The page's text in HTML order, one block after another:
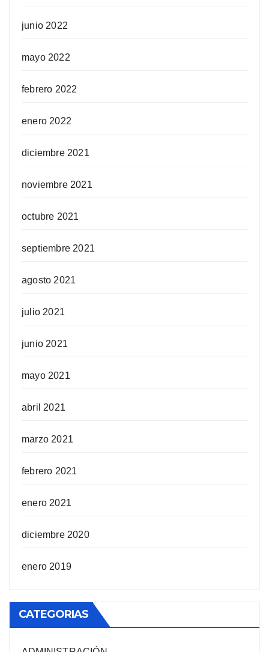
junio 2022
mayo 2022
febrero 2022
enero 2022
diciembre 2021
noviembre 2021
octubre 2021
septiembre 2021
agosto 2021
julio 2021
junio 2021
mayo 2021
abril 2021
marzo 2021
febrero 2021
enero 2021
diciembre 2020
enero 2019
CATEGORIAS